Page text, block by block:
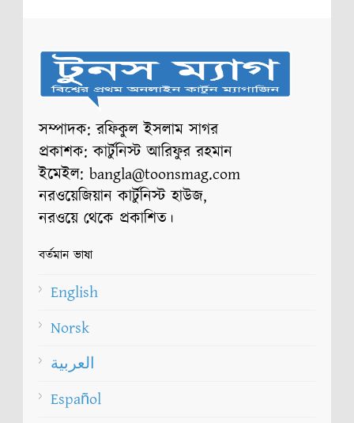
সম্পাদক: রফিকুল ইসলাম সাগর
প্রকাশক: কার্টুনিস্ট আরিফুর রহমান
ইমেইল: bangla@toonsmag.com
নরওয়েজিয়ান কার্টুনিস্ট হাউজ,
নরওয়ে থেকে প্রকাশিত।
বর্তমান ভাষা
English
Norsk
العربية
Español